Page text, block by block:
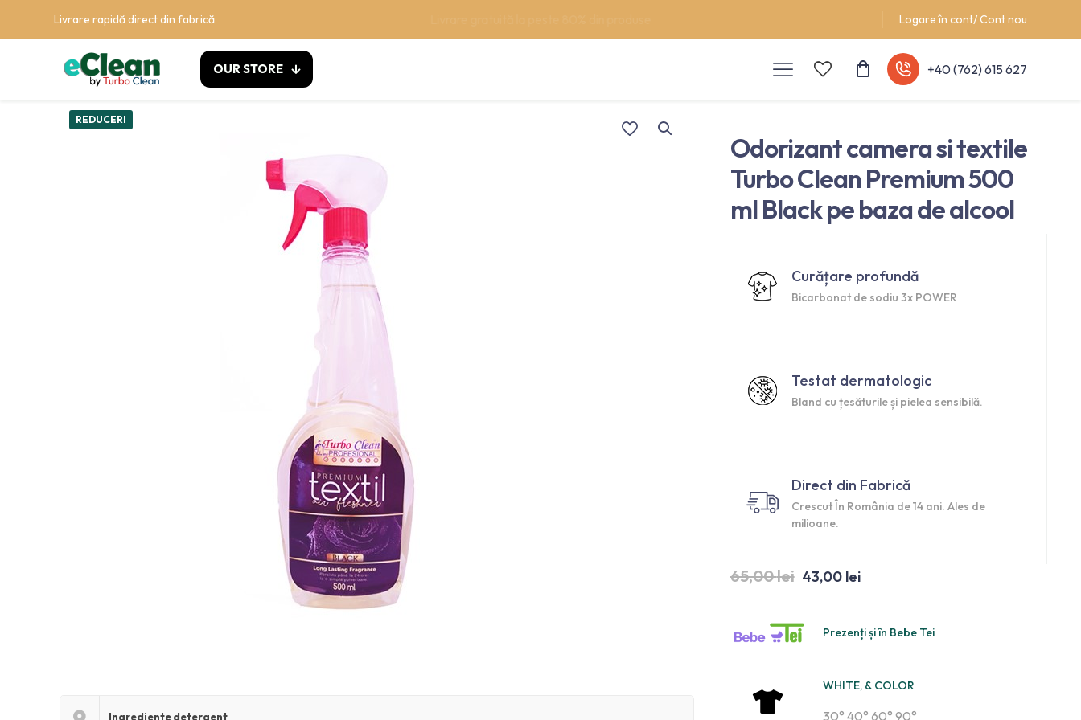
Livrare rapidă direct din fabrică Logare în cont/ Cont nou
OUR STORE +40 (762) 615 627
REDUCERI
Ingrediente detergent
Odorizant camera si textile
Turbo Clean Premium 500
ml Black pe baza de alcool
Curățare profundă
Bicarbonat de sodiu 3x POWER
Testat dermatologic
Bland cu țesăturile și pielea sensibilă.
Direct din Fabrică
Crescut În România de 14 ani. Ales de
milioane.
65,00lei 43,00 lei
Prezenți și în Bebe Tei
WHITE, & COLOR
30° 40° 60° 90°